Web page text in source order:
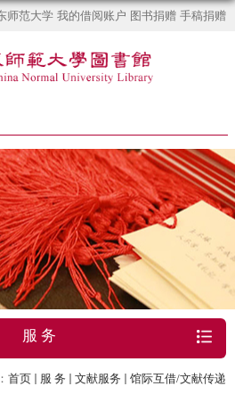
师范大学 我的借阅账户 图书捐赠 手稿捐赠
服 务
首页 服 务 文献服务 馆际互借/文献传递